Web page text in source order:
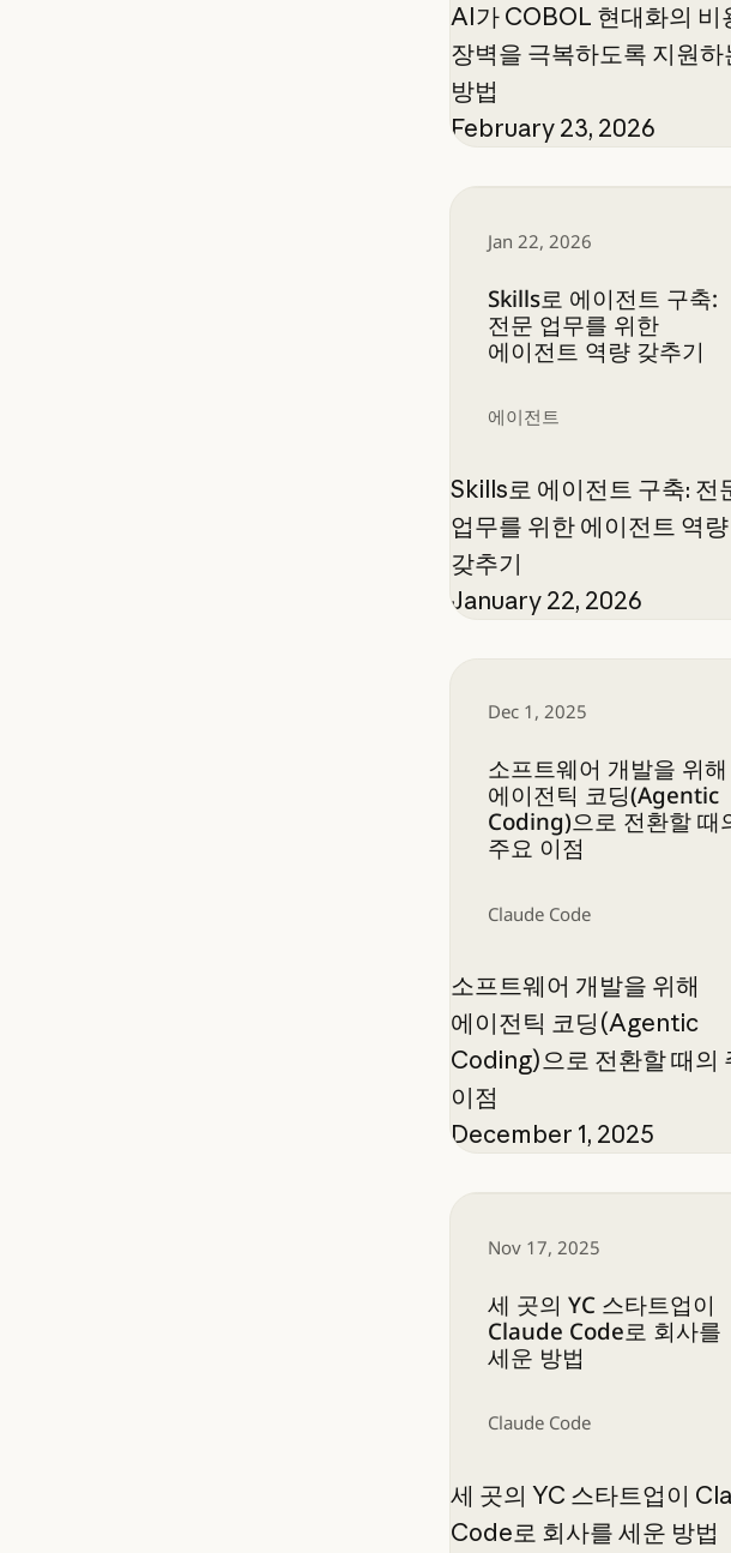
AI가 COBOL 현대화의 비
장벽을 극복하도록 지원하
방법
February 23, 2026
Jan 22, 2026
Skills로 에이전트 구축:
전문 업무를 위한
에이전트 역량 갖추기
에이전트
Skills로 에이전트 구축: 전
업무를 위한 에이전트 역량
갖추기
January 22, 2026
Skills로 에이전트 구축: 전
Dec 1, 2025
소프트웨어 개발을 위해
에이전틱 코딩(Agentic
Coding)으로 전환할 때
주요 이점
Claude Code
소프트웨어 개발을 위해
에이전틱 코딩(Agentic
Coding)으로 전환할 때의
이점
December 1, 2025
소프트웨어 개발을 위해
Nov 17, 2025
세 곳의 YC 스타트업이
Claude Code로 회사를
세운 방법
Claude Code
세 곳의 YC 스타트업이
Code로 회사를 세운 방법
세 곳의 YC 스타트업이